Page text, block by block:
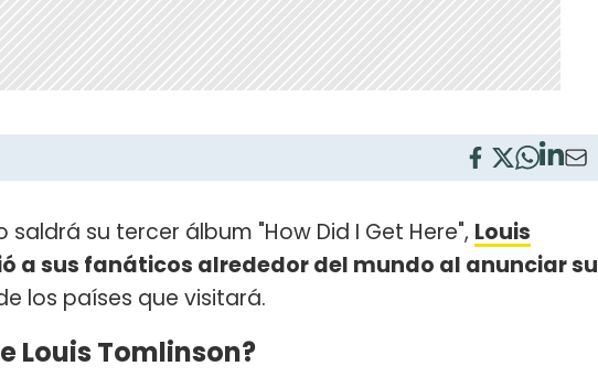
su tercer álbum "How Did I Get Here", Louis
a sus fanáticos alrededor del mundo al anunciar su
los países que visitará.
Louis Tomlinson?